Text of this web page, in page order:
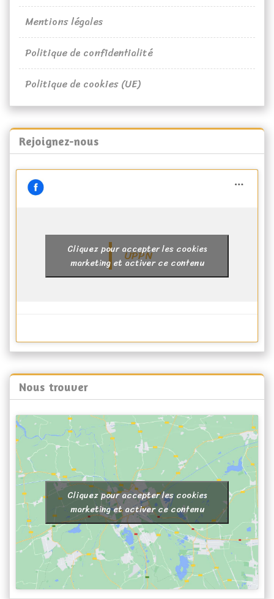
Mentions légales
Politique de confidentialité
Politique de cookies (UE)
Rejoignez-nous
UPPN
Cliquez pour accepter les cookies
marketing et activer ce contenu
Nous trouver
Cliquez pour accepter les cookies
marketing et activer ce contenu